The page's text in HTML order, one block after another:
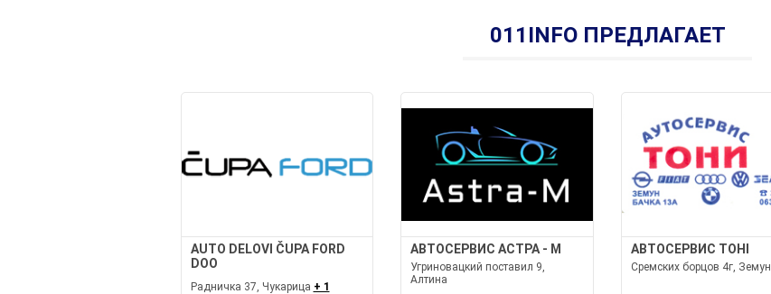
011INFO ПРЕДЛАГАЕТ
AUTO DELOVI ČUPA FORD
DOO
Радничка 37, Чукарица + 1
АВТОСЕРВИС АСТРА - М
Угриновацкий поставил 9,
Алтина
АВТОСЕРВИС ТОНІ
Сремских борцов 4г, Земун